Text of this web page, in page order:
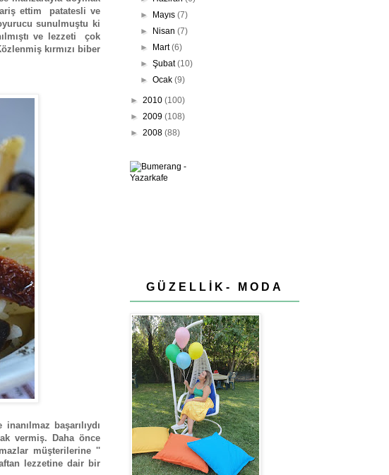
ettim patatesli ve
sunulmuştu ki
ve lezzeti çok
kırmızı biber
başarılıydı
vermiş. Daha önce
müşterilerine ''
lezzetine dair bir
► Mayıs(7)
► Nisan(7)
► Mart(6)
►Şubat(10)
►Ocak(9)
► 2010 (100)
► 2009 (108)
► 2008 (88)
GÜZELLİK- MODA